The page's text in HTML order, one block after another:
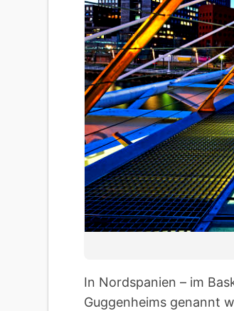
In Nordspanien – im
Guggenheims genannt